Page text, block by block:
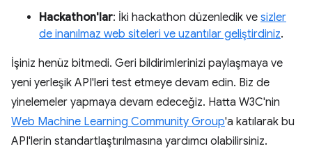
Hackathon'lar: İki hackathon düzenledik ve sizler
de inanılmaz web siteleri ve uzantılar geliştirdiniz.
İşiniz henüz bitmedi. Geri bildirimlerinizi paylaşmaya ve
yeni yerleşik API'leri test etmeye devam edin. Biz de
yinelemeler yapmaya devam edeceğiz. Hatta W3C'nin
Web Machine Learning Community Group'a katılarak bu
API'lerin standartlaştırılmasına yardımcı olabilirsiniz.